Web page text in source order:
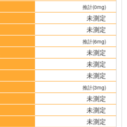
推計(0mg)
未測定
未測定
推計(6mg)
未測定
未測定
未測定
推計(3mg)
未測定
未測定
未測定